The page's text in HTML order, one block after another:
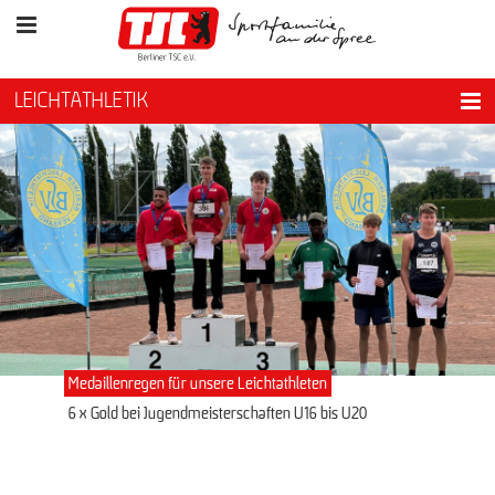
LEICHTATHLETIK
Medaillenregen für unsere Leichtathleten
6 x Gold bei Jugendmeisterschaften U16 bis U20